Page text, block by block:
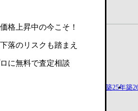
〜築15年 築21年〜築25年築
格上昇中の今こそ！
落のリスクも踏まえ
に無料で査定相談